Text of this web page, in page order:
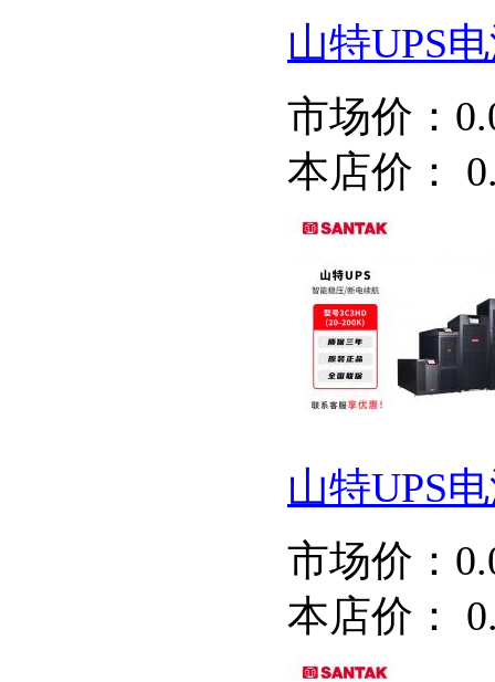
山特UPS
市场价：
本店价：
山特UPS
市场价：
本店价：